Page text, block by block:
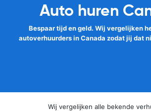
Auto huren
Bespaar tijd en geld. Wij vergelijken
autoverhuurders in Canada zodat jij dat
Wij vergelijken alle bekende